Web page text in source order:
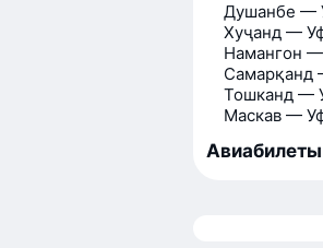
Душанбе —
Хуҷанд —
Намангон
Самарқанд
Тошканд —
Маскав —
Авиабилеты